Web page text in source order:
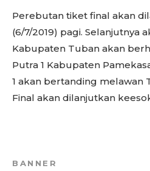
Perebutan tiket final akan
(6/7/2019) pagi. Selanjutnya
Kabupaten Tuban akan
Putra 1 Kabupaten
1 akan bertanding melawan
Final akan dilanjutkan
BANNER